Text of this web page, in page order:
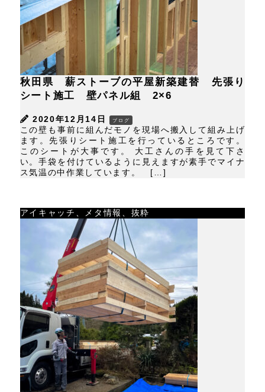
秋田県 薪ストーブの平屋新築建替 先張り
シート施工 壁パネル組 2×6
2020年12月14日 ブログ
この壁も事前に組んだモノを現場へ搬入して組み上げ
ます。先張りシート施工を行っているところです。
このシートが大事です。 大工さんの手を見て下さ
い。手袋を付けているように見えますが素手でマイナ
ス気温の中作業しています。 […]
アイキャッチ、メタ情報、抜粋